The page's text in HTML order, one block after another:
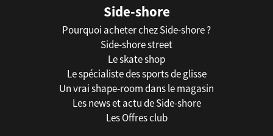
Side-shore
Pourquoi acheter chez Side-shore ?
Side-shore street
Le skate shop
Le spécialiste des sports de glisse
Un vrai shape-room dans le magasin
Les news et actu de Side-shore
Les Offres club